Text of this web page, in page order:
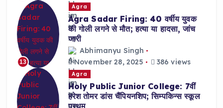
13
Agra
Agra Sadar Firing: 40 वर्षीय युवक
की गोली लगने से मौत; हत्या या हादसा, जांच
जारी
Abhimanyu Singh
November 28, 2025
386 views
Agra
Holy Public Junior College: 7वीं
हरेश तोमर डांस चैंपियनशिप; सिम्पकिन्स स्कूल
प्रथम